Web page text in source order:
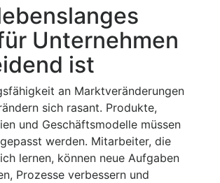
Unternehmen
ist
an Marktveränderungen
sich rasant. Produkte,
und Geschäftsmodelle müssen
werden. Mitarbeiter, die
lernen, können neue Aufgaben
Prozesse verbessern und